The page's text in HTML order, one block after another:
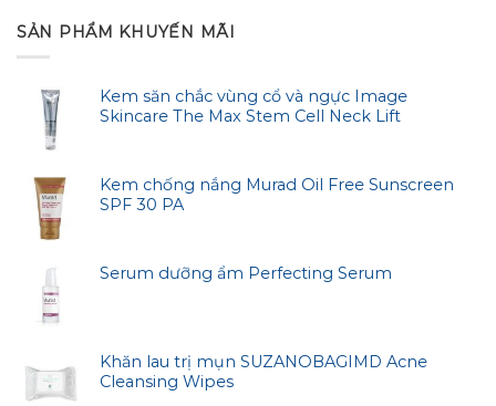
SẢN PHẨM KHUYẾN MÃI
Kem săn chắc vùng cổ và ngực Image
Skincare The Max Stem Cell Neck Lift
Kem chống nắng Murad Oil Free Sunscreen
SPF 30 PA
Serum dưỡng ẩm Perfecting Serum
Khăn lau trị mụn SUZANOBAGIMD Acne
Cleansing Wipes